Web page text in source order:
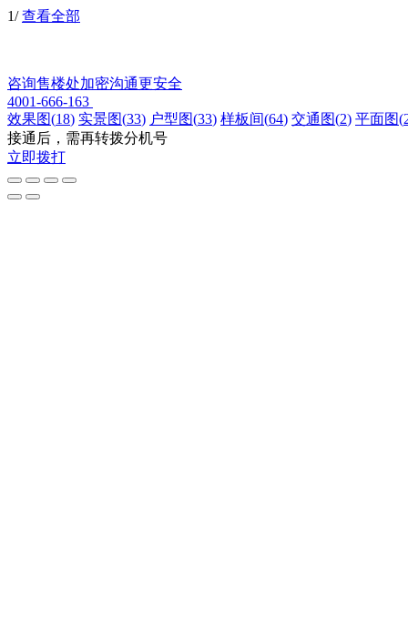
1/ 查看全部
咨询售楼处加密沟通更安全
4001-666-163
效果图(18) 实景图(33) 户型图(33) 样板间(64) 交通图(2) 平面图(
接通后，需再转拨分机号
立即拨打